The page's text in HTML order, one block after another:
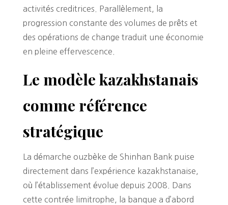
activités creditrices. Parallèlement, la
progression constante des volumes de prêts et
des opérations de change traduit une économie
en pleine effervescence.
Le modèle kazakhstanais
comme référence
stratégique
La démarche ouzbèke de Shinhan Bank puise
directement dans l’expérience kazakhstanaise,
où l’établissement évolue depuis 2008. Dans
cette contrée limitrophe, la banque a d’abord